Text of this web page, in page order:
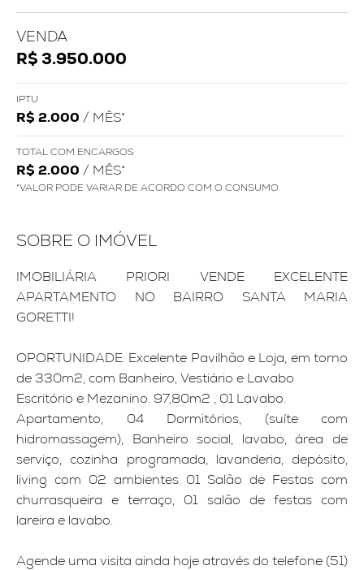
VENDA
R$ 3.950.000
IPTU
R$ 2.000 / MÊS*
TOTAL COM ENCARGOS
R$ 2.000 / MÊS*
*VALOR PODE VARIAR DE ACORDO COM O CONSUMO
SOBRE O IMÓVEL
IMOBILIÁRIA PRIORI VENDE EXCELENTE
APARTAMENTO NO BAIRRO SANTA MARIA
GORETTI!
OPORTUNIDADE: Excelente Pavilhão e Loja, em torno
de 330m2, com Banheiro, Vestiário e Lavabo
Escritório e Mezanino. 97,80m2 , 01 Lavabo.
Apartamento, 04 Dormitórios, (suíte com
hidromassagem), Banheiro social, lavabo, área de
serviço, cozinha programada, lavanderia, depósito,
living com 02 ambientes 01 Salão de Festas com
churrasqueira e terraço, 01 salão de festas com
lareira e lavabo.
Agende uma visita ainda hoje através do telefone (51)